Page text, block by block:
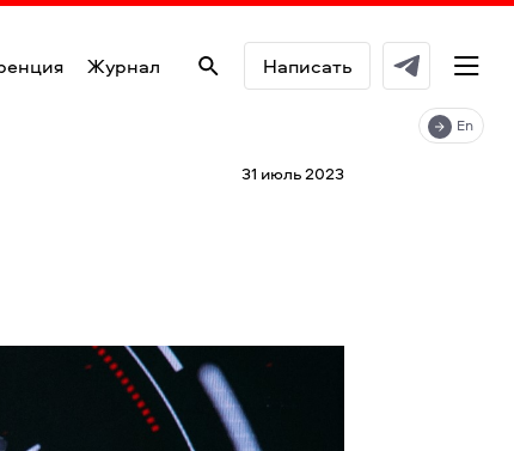
Написать
Журнал
En
31 июль 2023